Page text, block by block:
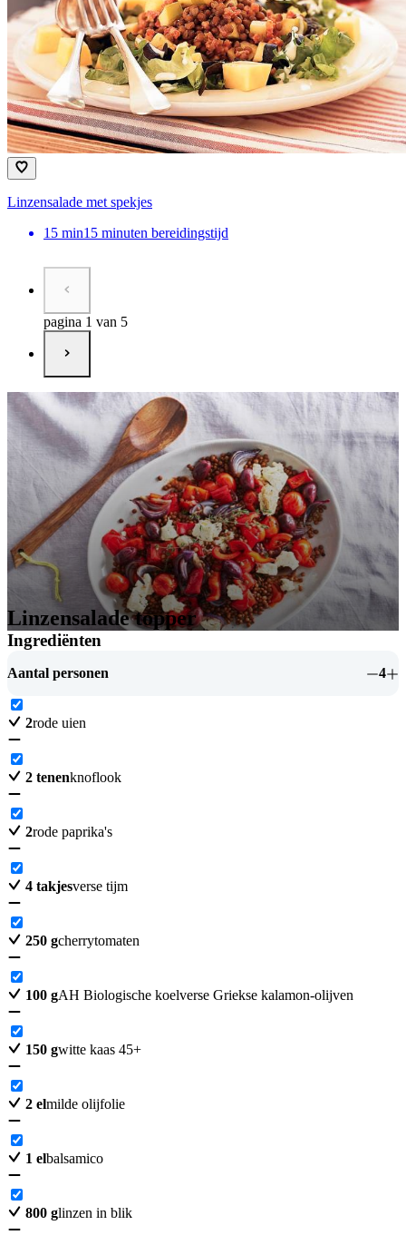
Linzensalade met spekjes
15 min15 minuten bereidingstijd
pagina 1 van 5
Linzensalade topper
Ingrediënten
Aantal personen 4
2rode uien
2 tenenknoflook
2rode paprika's
4 takjesverse tijm
250 gcherrytomaten
100 gAH Biologische koelverse Griekse kalamon-olijven
150 gwitte kaas 45+
2 elmilde olijfolie
1 elbalsamico
800 glinzen in blik